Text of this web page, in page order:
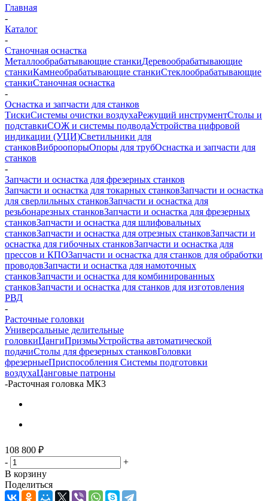
Главная
-
Каталог
-
Станочная оснастка
Металлообрабатывающие станкиДеревообрабатывающие
станкиКамнеобрабатывающие станкиСтеклообрабатывающие
станкиСтаночная оснастка
-
Оснастка и запчасти для станков
ТискиСистемы очистки воздухаРежущий инструментСтолы и
подставкиСОЖ и системы подводаУстройства цифровой
индикации (УЦИ)Светильники для
станковВиброопорыОпоры для трубОснастка и запчасти для
станков
-
Запчасти и оснастка для фрезерных станков
Запчасти и оснастка для токарных станковЗапчасти и оснастка
для сверлильных станковЗапчасти и оснастка для
резьбонарезных станковЗапчасти и оснастка для фрезерных
станковЗапчасти и оснастка для шлифовальных
станковЗапчасти и оснастка для отрезных станковЗапчасти и
оснастка для гибочных станковЗапчасти и оснастка для
прессов и КПОЗапчасти и оснастка для станков для обработки
проводовЗапчасти и оснастка для намоточных
станковЗапчасти и оснастка для комбинированных
станковЗапчасти и оснастка для станков для изготовления
РВД
-
Расточные головки
Универсальные делительные
головкиЦангиПризмыУстройства автоматической
подачиСтолы для фрезерных станковГоловки
фрезерныеПриспособления Системы подготовки
воздухаЦанговые патроны
-Расточная головка МК3
108 800 ₽
-
+
В корзину
Поделиться